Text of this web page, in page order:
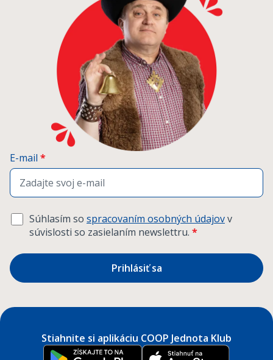
E-mail *
Súhlasím so spracovaním osobných údajovv
súvislosti so zasielaním newslettru. *
Prihlásiť sa
Stiahnite si aplikáciu COOP Jednota Klub